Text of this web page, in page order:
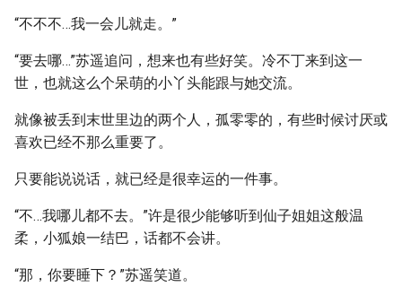
“不不不…我一会儿就走。”
“要去哪…”苏遥追问，想来也有些好笑。冷不丁来到这一
世，也就这么个呆萌的小丫头能跟与她交流。
就像被丢到末世里边的两个人，孤零零的，有些时候讨厌或
喜欢已经不那么重要了。
只要能说说话，就已经是很幸运的一件事。
“不…我哪儿都不去。”许是很少能够听到仙子姐姐这般温
柔，小狐娘一结巴，话都不会讲。
“那，你要睡下？”苏遥笑道。